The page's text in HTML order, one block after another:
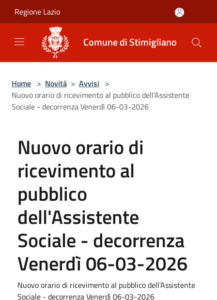
Regione Lazio
Comune di Stimigliano
Home > Novità > Avvisi >
Nuovo orario di ricevimento al pubblico dell'Assistente
Sociale - decorrenza Venerdì 06-03-2026
Nuovo orario di
ricevimento al
pubblico
dell'Assistente
Sociale - decorrenza
Venerdì 06-03-2026
Nuovo orario di ricevimento al pubblico dell'Assistente
Sociale - decorrenza Venerdì 06-03-2026